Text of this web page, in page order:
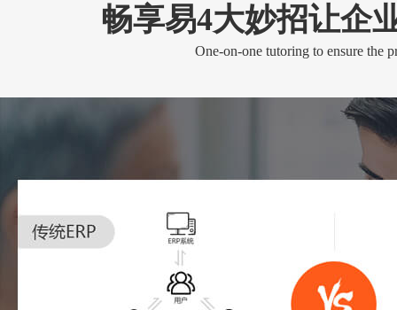
畅享易4大妙招让企
One-on-one tutoring to ensure the